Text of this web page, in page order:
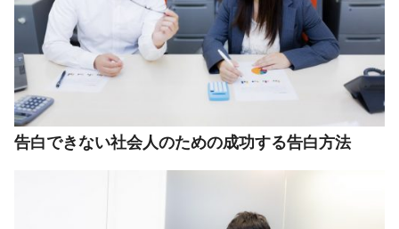
告白できない社会人のための成功する告白方法